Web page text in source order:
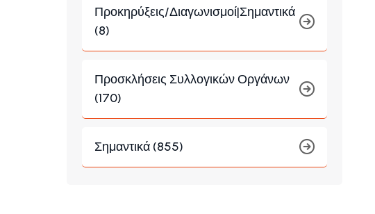
Προκηρύξεις/Διαγωνισμοί|Σημαντικά
(8)
Προσκλήσεις Συλλογικών Οργάνων
(170)
Σημαντικά (855)